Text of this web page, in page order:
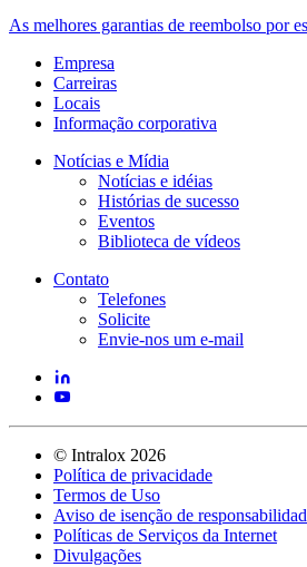
As melhores garantias de reembolso por
Empresa
Carreiras
Locais
Informação corporativa
Notícias e Mídia
Notícias e idéias
Histórias de sucesso
Eventos
Biblioteca de vídeos
Contato
Telefones
Solicite
Envie-nos um e-mail
© Intralox 2026
Política de privacidade
Termos de Uso
Aviso de isenção de
Políticas de Serviços da Internet
Divulgações